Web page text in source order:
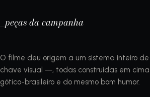
_peças da campanha
O filme deu origem a um sistema inteiro
chave visual —, todas construídas em cima
gótico-brasileiro e do mesmo bom humor.